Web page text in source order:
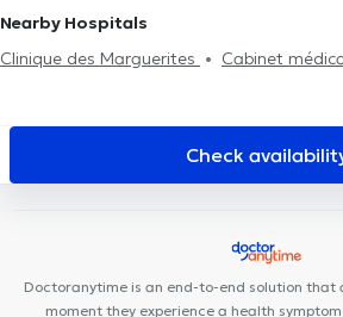
Nearby Hospitals
Clinique des Marguerites
Cabinet
Centre de santé Cartier
Black and White Dental Clinic
Centre
Cabinet Medical du Docteur
SPhysical
Check
Doctoranytime is an end-to-end solution that
moment they experience a health